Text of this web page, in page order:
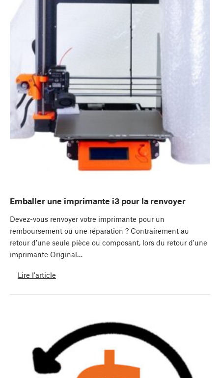
Emballer une imprimante i3 pour la renvoyer
Devez-vous renvoyer votre imprimante pour un
remboursement ou une réparation ? Contrairement au
retour d'une seule pièce ou composant, lors du retour d'une
imprimante Original…
Lire l'article